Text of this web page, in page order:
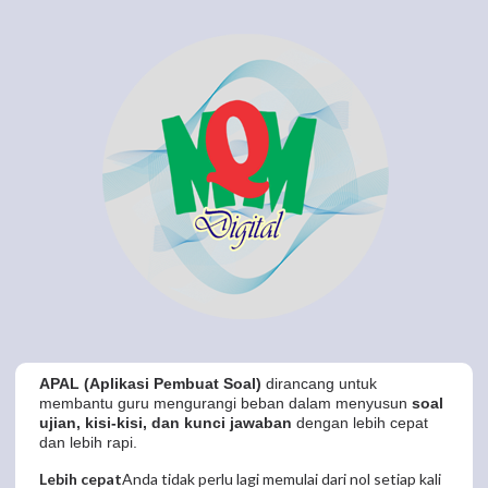
APAL (Aplikasi Pembuat Soal) dirancang untuk
membantu guru mengurangi beban dalam menyusun soal
ujian, kisi-kisi, dan kunci jawaban dengan lebih cepat
dan lebih rapi.
Lebih cepatAnda tidak perlu lagi memulai dari nol setiap kali